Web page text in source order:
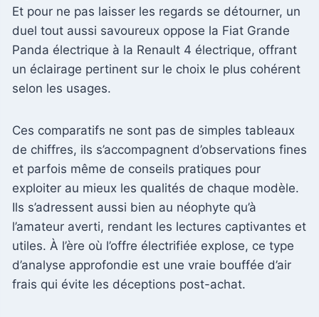
Et pour ne pas laisser les regards se détourner, un
duel tout aussi savoureux oppose la Fiat Grande
Panda électrique à la Renault 4 électrique, offrant
un éclairage pertinent sur le choix le plus cohérent
selon les usages.
Ces comparatifs ne sont pas de simples tableaux
de chiffres, ils s’accompagnent d’observations fines
et parfois même de conseils pratiques pour
exploiter au mieux les qualités de chaque modèle.
Ils s’adressent aussi bien au néophyte qu’à
l’amateur averti, rendant les lectures captivantes et
utiles. À l’ère où l’offre électrifiée explose, ce type
d’analyse approfondie est une vraie bouffée d’air
frais qui évite les déceptions post-achat.